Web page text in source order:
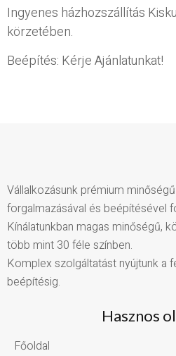
Ingyenes házhozszállítás
körzetében.
Beépítés: Kérje Ajánlatunkat!
Vállalkozásunk prémium
forgalmazásával és beépítésével
Kínálatunkban magas minőségű,
több mint 30 féle színben.
Komplex szolgáltatást nyújtunk a
beépítésig.
Hasznos
Főoldal